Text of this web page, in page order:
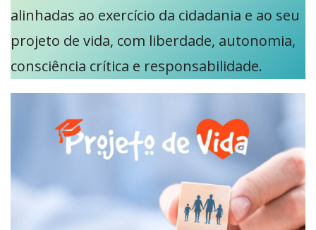
alinhadas ao exercício da cidadania e ao seu
projeto de vida, com liberdade, autonomia,
consciência crítica e responsabilidade.